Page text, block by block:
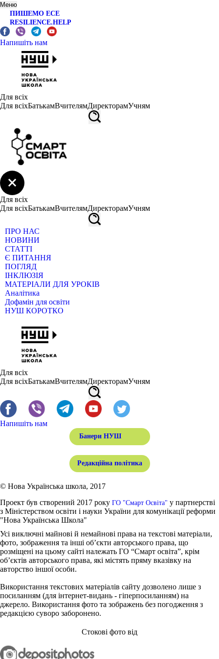
Меню
ПИШЕМО ЕСЕ
RESILIENCE.HELP
Напишіть нам
Для всіх
Для всіхБатькамВчителямДиректорамУчням
Для всіх
Для всіхБатькамВчителямДиректорамУчням
ПРО НАС
НОВИНИ
СТАТТІ
Є ПИТАННЯ
ПОГЛЯД
ІНКЛЮЗІЯ
МАТЕРІАЛИ ДЛЯ УРОКІВ
Аналітика
Дофамін для освіти
НУШ КОРОТКО
Для всіх
Для всіхБатькамВчителямДиректорамУчням
Напишіть нам
Банери НУШ
Редакційна політика
© Нова Українська школа, 2017
Проект був створений 2017 року ГО "Смарт Освіта" у партнерстві
з Міністерством освіти і науки України для комунікації реформи
"Нова Українська Школа"
Усі виключні майнові й немайнові права на текстові матеріали,
фото, зображення та інші об’єкти авторського права, що
розміщені на цьому сайті належать ГО “Смарт освіта”, крім
об’єктів авторського права, які містять пряму вказівку на
авторство іншої особи.
Використання текстових матеріалів сайту дозволено лише з
посиланням (для інтернет-видань - гіперпосиланням) на
джерело. Використання фото та зображень без погодження з
редакцією суворо заборонено.
Стокові фото від